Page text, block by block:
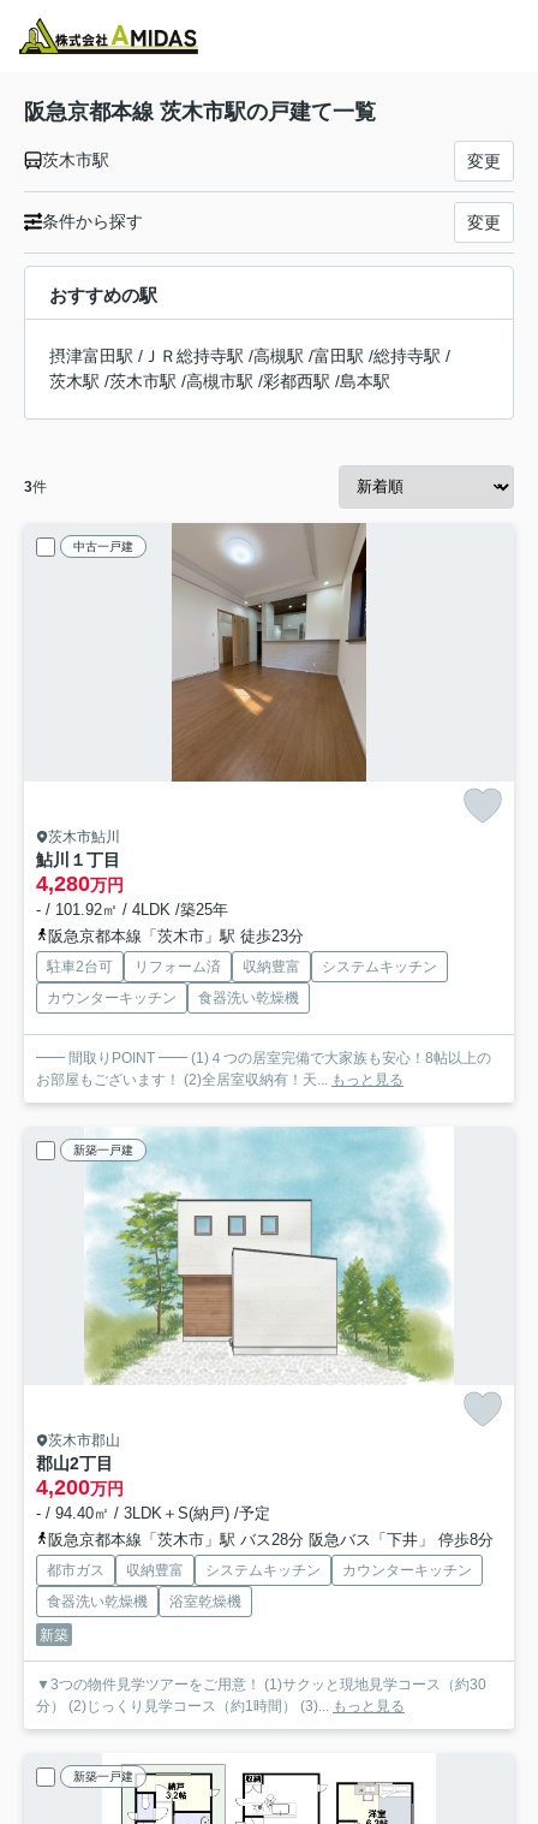
阪急京都本線 茨木市駅の戸建て一覧
茨木市駅 変更
条件から探す 変更
おすすめの駅
摂津富田駅 / ＪＲ総持寺駅 /高槻駅 /富田駅 /総持寺駅 /
茨木駅 /茨木市駅 /高槻市駅 /彩都西駅 /島本駅
3件
中古一戸建
茨木市鮎川
鮎川１丁目
4,280万円
- / 101.92㎡ / 4LDK /築25年
阪急京都本線「茨木市」駅 徒歩23分
駐車2台可 リフォーム済 収納豊富
システムキッチン
カウンターキッチン
食器洗い乾燥機
━━ 間取りPOINT ━━ (1)４つの居室完備で大家族も安心！8帖以上の
お部屋もございます！ (2)全居室収納有！天...
もっと見る
新築一戸建
茨木市郡山
郡山2丁目
4,200万円
- / 94.40㎡ / 3LDK＋S(納戸) /予定
阪急京都本線「茨木市」駅 バス28分 阪急バス「下井」 停歩8分
都市ガス 収納豊富 システムキッチン
カウンターキッチン
食器洗い乾燥機
浴室乾燥機
新築
▼3つの物件見学ツアーをご用意！ (1)サクッと現地見学コース（約30
分） (2)じっくり見学コース（約1時間） (3)...
もっと見る
新築一戸建